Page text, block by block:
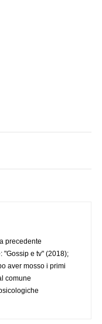
precedente
"Gossip e tv" (2018);
aver mosso i primi
comune